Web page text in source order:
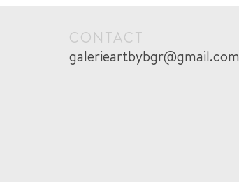
CONTACT
galerieartbybgr@gmail.com